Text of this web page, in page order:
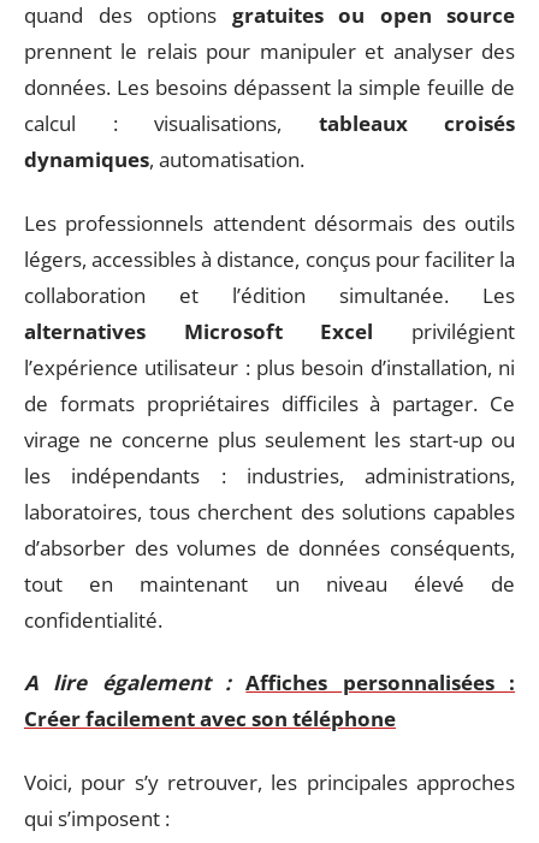
quand des options gratuites ou open source
prennent le relais pour manipuler et analyser des
données. Les besoins dépassent la simple feuille de
calcul : visualisations, tableaux croisés
dynamiques, automatisation.
Les professionnels attendent désormais des outils
légers, accessibles à distance, conçus pour faciliter la
collaboration et l’édition simultanée. Les
alternatives Microsoft Excel privilégient
l’expérience utilisateur : plus besoin d’installation, ni
de formats propriétaires difficiles à partager. Ce
virage ne concerne plus seulement les start-up ou
les indépendants : industries, administrations,
laboratoires, tous cherchent des solutions capables
d’absorber des volumes de données conséquents,
tout en maintenant un niveau élevé de
confidentialité.
A lire également : Affiches personnalisées :
Créer facilement avec son téléphone
Voici, pour s’y retrouver, les principales approches
qui s’imposent :